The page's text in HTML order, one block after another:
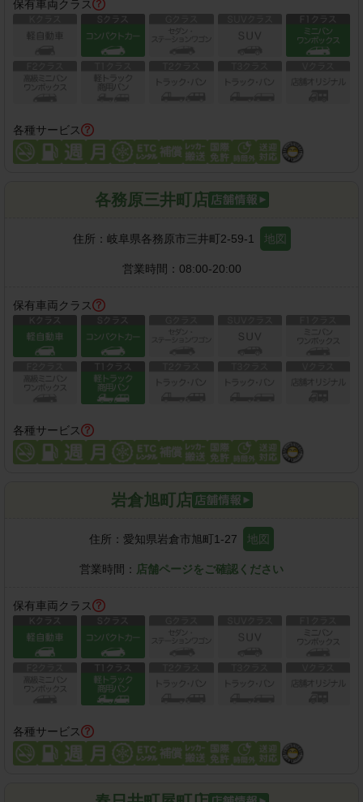
保有車両クラス
各種サービス
各務原三井町店
住所： 岐阜県各務原市三井町2-59-1 地図
営業時間： 08:00-20:00
保有車両クラス
各種サービス
岩倉旭町店
住所： 愛知県岩倉市旭町1-27 地図
営業時間： 店舗ページをご確認ください
保有車両クラス
各種サービス